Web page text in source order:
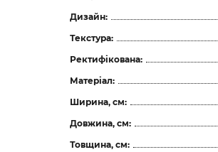
Дизайн:
Текстура:
Ректифікована:
Матеріал:
Ширина, см:
Довжина, см:
Товщина, см: